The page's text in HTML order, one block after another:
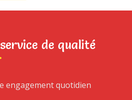
SEARCH
de qualité
engagement quotidien